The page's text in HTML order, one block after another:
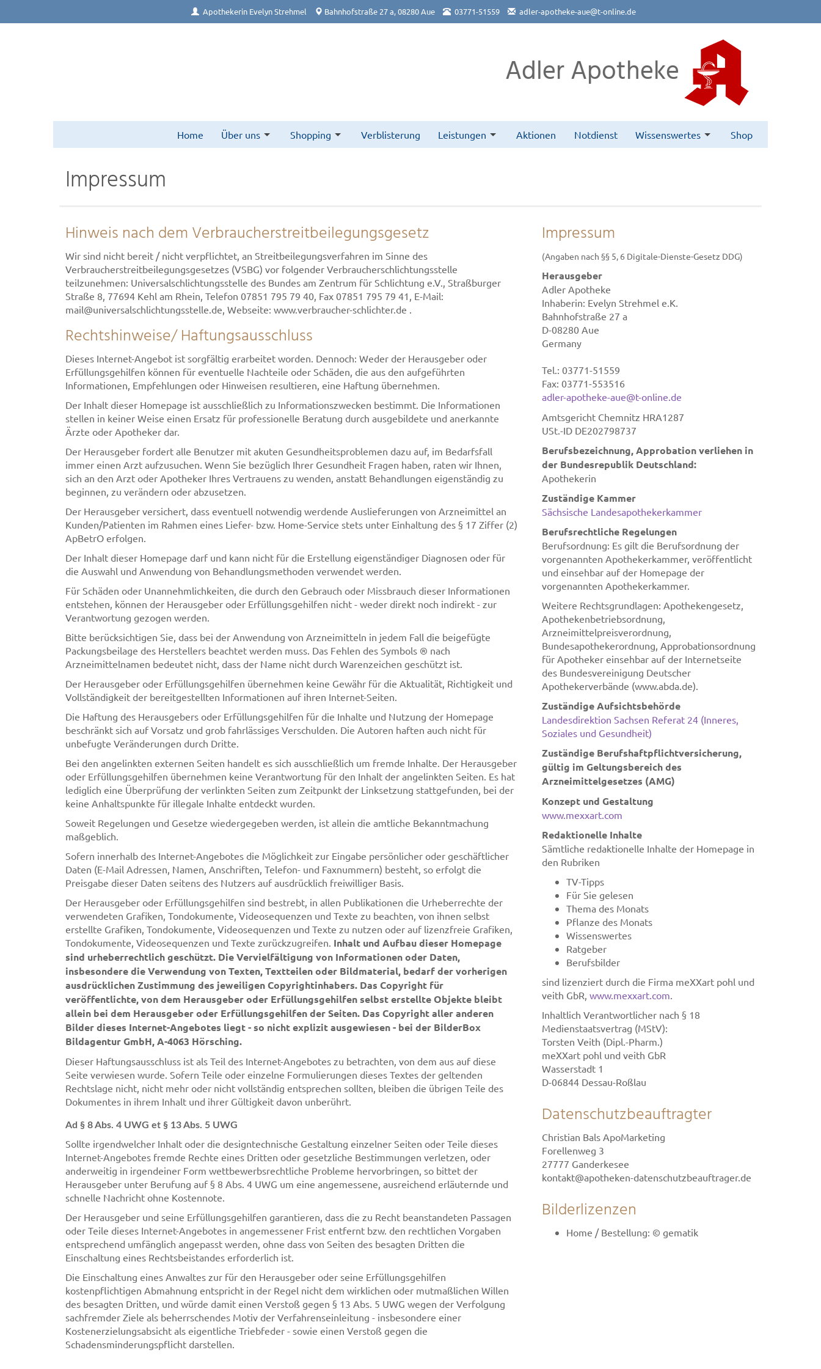
Apothekerin Evelyn Strehmel Bahnhofstraße 27 a, 08280 Aue 03771-51559 adler-apotheke-aue@t-online.de
Adler Apotheke
Home Über uns Shopping Verblisterung Leistungen Aktionen Notdienst Wissenswertes Shop
Impressum
Hinweis nach dem Verbraucherstreitbeilegungsgesetz
Wir sind nicht bereit / nicht verpflichtet, an Streitbeilegungsverfahren im Sinne des
Verbraucherstreitbeilegungsgesetzes (VSBG) vor folgender Verbraucherschlichtungsstelle
teilzunehmen: Universalschlichtungsstelle des Bundes am Zentrum für Schlichtung e.V., Straßburger
Straße 8, 77694 Kehl am Rhein, Telefon 07851 795 79 40, Fax 07851 795 79 41, E-Mail:
mail@universalschlichtungsstelle.de, Webseite: www.verbraucher-schlichter.de .
Rechtshinweise/ Haftungsausschluss
Dieses Internet-Angebot ist sorgfältig erarbeitet worden. Dennoch: Weder der Herausgeber oder
Erfüllungsgehilfen können für eventuelle Nachteile oder Schäden, die aus den aufgeführten
Informationen, Empfehlungen oder Hinweisen resultieren, eine Haftung übernehmen.
Der Inhalt dieser Homepage ist ausschließlich zu Informationszwecken bestimmt. Die Informationen
stellen in keiner Weise einen Ersatz für professionelle Beratung durch ausgebildete und anerkannte
Ärzte oder Apotheker dar.
Der Herausgeber fordert alle Benutzer mit akuten Gesundheitsproblemen dazu auf, im Bedarfsfall
immer einen Arzt aufzusuchen. Wenn Sie bezüglich Ihrer Gesundheit Fragen haben, raten wir Ihnen,
sich an den Arzt oder Apotheker Ihres Vertrauens zu wenden, anstatt Behandlungen eigenständig zu
beginnen, zu verändern oder abzusetzen.
Der Herausgeber versichert, dass eventuell notwendig werdende Auslieferungen von Arzneimittel an
Kunden/Patienten im Rahmen eines Liefer- bzw. Home-Service stets unter Einhaltung des § 17 Ziffer (2)
ApBetrO erfolgen.
Der Inhalt dieser Homepage darf und kann nicht für die Erstellung eigenständiger Diagnosen oder für
die Auswahl und Anwendung von Behandlungsmethoden verwendet werden.
Für Schäden oder Unannehmlichkeiten, die durch den Gebrauch oder Missbrauch dieser Informationen
entstehen, können der Herausgeber oder Erfüllungsgehilfen nicht - weder direkt noch indirekt - zur
Verantwortung gezogen werden.
Bitte berücksichtigen Sie, dass bei der Anwendung von Arzneimitteln in jedem Fall die beigefügte
Packungsbeilage des Herstellers beachtet werden muss. Das Fehlen des Symbols ® nach
Arzneimittelnamen bedeutet nicht, dass der Name nicht durch Warenzeichen geschützt ist.
Der Herausgeber oder Erfüllungsgehilfen übernehmen keine Gewähr für die Aktualität, Richtigkeit und
Vollständigkeit der bereitgestellten Informationen auf ihren Internet-Seiten.
Die Haftung des Herausgebers oder Erfüllungsgehilfen für die Inhalte und Nutzung der Homepage
beschränkt sich auf Vorsatz und grob fahrlässiges Verschulden. Die Autoren haften auch nicht für
unbefugte Veränderungen durch Dritte.
Bei den angelinkten externen Seiten handelt es sich ausschließlich um fremde Inhalte. Der Herausgeber
oder Erfüllungsgehilfen übernehmen keine Verantwortung für den Inhalt der angelinkten Seiten. Es hat
lediglich eine Überprüfung der verlinkten Seiten zum Zeitpunkt der Linksetzung stattgefunden, bei der
keine Anhaltspunkte für illegale Inhalte entdeckt wurden.
Soweit Regelungen und Gesetze wiedergegeben werden, ist allein die amtliche Bekanntmachung
maßgeblich.
Sofern innerhalb des Internet-Angebotes die Möglichkeit zur Eingabe persönlicher oder geschäftlicher
Daten (E-Mail Adressen, Namen, Anschriften, Telefon- und Faxnummern) besteht, so erfolgt die
Preisgabe dieser Daten seitens des Nutzers auf ausdrücklich freiwilliger Basis.
Der Herausgeber oder Erfüllungsgehilfen sind bestrebt, in allen Publikationen die Urheberrechte der
verwendeten Grafiken, Tondokumente, Videosequenzen und Texte zu beachten, von ihnen selbst
erstellte Grafiken, Tondokumente, Videosequenzen und Texte zu nutzen oder auf lizenzfreie Grafiken,
Tondokumente, Videosequenzen und Texte zurückzugreifen. Inhalt und Aufbau dieser Homepage
sind urheberrechtlich geschützt. Die Vervielfältigung von Informationen oder Daten,
insbesondere die Verwendung von Texten, Textteilen oder Bildmaterial, bedarf der vorherigen
ausdrücklichen Zustimmung des jeweiligen Copyrightinhabers. Das Copyright für
veröffentlichte, von dem Herausgeber oder Erfüllungsgehilfen selbst erstellte Objekte bleibt
allein bei dem Herausgeber oder Erfüllungsgehilfen der Seiten. Das Copyright aller anderen
Bilder dieses Internet-Angebotes liegt - so nicht explizit ausgewiesen - bei der BilderBox
Bildagentur GmbH, A-4063 Hörsching.
Dieser Haftungsausschluss ist als Teil des Internet-Angebotes zu betrachten, von dem aus auf diese
Seite verwiesen wurde. Sofern Teile oder einzelne Formulierungen dieses Textes der geltenden
Rechtslage nicht, nicht mehr oder nicht vollständig entsprechen sollten, bleiben die übrigen Teile des
Dokumentes in ihrem Inhalt und ihrer Gültigkeit davon unberührt.
Ad § 8 Abs. 4 UWG et § 13 Abs. 5 UWG
Sollte irgendwelcher Inhalt oder die designtechnische Gestaltung einzelner Seiten oder Teile dieses
Internet-Angebotes fremde Rechte eines Dritten oder gesetzliche Bestimmungen verletzen, oder
anderweitig in irgendeiner Form wettbewerbsrechtliche Probleme hervorbringen, so bittet der
Herausgeber unter Berufung auf § 8 Abs. 4 UWG um eine angemessene, ausreichend erläuternde und
schnelle Nachricht ohne Kostennote.
Der Herausgeber und seine Erfüllungsgehilfen garantieren, dass die zu Recht beanstandeten Passagen
oder Teile dieses Internet-Angebotes in angemessener Frist entfernt bzw. den rechtlichen Vorgaben
entsprechend umfänglich angepasst werden, ohne dass von Seiten des besagten Dritten die
Einschaltung eines Rechtsbeistandes erforderlich ist.
Die Einschaltung eines Anwaltes zur für den Herausgeber oder seine Erfüllungsgehilfen
kostenpflichtigen Abmahnung entspricht in der Regel nicht dem wirklichen oder mutmaßlichen Willen
des besagten Dritten, und würde damit einen Verstoß gegen § 13 Abs. 5 UWG wegen der Verfolgung
sachfremder Ziele als beherrschendes Motiv der Verfahrenseinleitung - insbesondere einer
Kostenerzielungsabsicht als eigentliche Triebfeder - sowie einen Verstoß gegen die
Schadensminderungspflicht darstellen.
Impressum
(Angaben nach §§ 5, 6 Digitale-Dienste-Gesetz DDG)
Herausgeber
Adler Apotheke
Inhaberin: Evelyn Strehmel e.K.
Bahnhofstraße 27 a
D-08280 Aue
Germany
Tel.: 03771-51559
Fax: 03771-553516
adler-apotheke-aue@t-online.de
Amtsgericht Chemnitz HRA1287
USt.-ID DE202798737
Berufsbezeichnung, Approbation verliehen in
der Bundesrepublik Deutschland:
Apothekerin
Zuständige Kammer
Sächsische Landesapothekerkammer
Berufsrechtliche Regelungen
Berufsordnung: Es gilt die Berufsordnung der
vorgenannten Apothekerkammer, veröffentlicht
und einsehbar auf der Homepage der
vorgenannten Apothekerkammer.
Weitere Rechtsgrundlagen: Apothekengesetz,
Apothekenbetriebsordnung,
Arzneimittelpreisverordnung,
Bundesapothekerordnung, Approbationsordnung
für Apotheker einsehbar auf der Internetseite
des Bundesvereinigung Deutscher
Apothekerverbände (www.abda.de).
Zuständige Aufsichtsbehörde
Landesdirektion Sachsen Referat 24 (Inneres,
Soziales und Gesundheit)
Zuständige Berufshaftpflichtversicherung,
gültig im Geltungsbereich des
Arzneimittelgesetzes (AMG)
Konzept und Gestaltung
www.mexxart.com
Redaktionelle Inhalte
Sämtliche redaktionelle Inhalte der Homepage in
den Rubriken
TV-Tipps
Für Sie gelesen
Thema des Monats
Pflanze des Monats
Wissenswertes
Ratgeber
Berufsbilder
sind lizenziert durch die Firma meXXart pohl und
veith GbR, www.mexxart.com.
Inhaltlich Verantwortlicher nach § 18
Medienstaatsvertrag (MStV):
Torsten Veith (Dipl.-Pharm.)
meXXart pohl und veith GbR
Wasserstadt 1
D-06844 Dessau-Roßlau
Datenschutzbeauftragter
Christian Bals ApoMarketing
Forellenweg 3
27777 Ganderkesee
kontakt@apotheken-datenschutzbeauftrager.de
Bilderlizenzen
Home / Bestellung: © gematik